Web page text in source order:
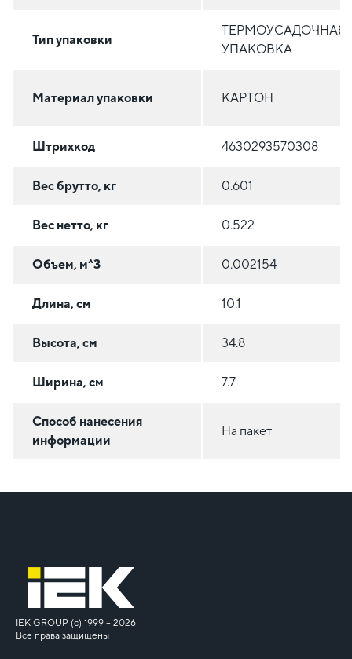
Тип упаковки
УПАКОВКА
Материал упаковки КАРТОН
Штрихкод 4630293570308
Вес брутто, кг 0.601
Вес нетто, кг 0.522
Объем, м^3 0.002154
Длина, см 10.1
Высота, см 34.8
Ширина, см 7.7
Способ нанесения
информации
На пакет
IEK GROUP (c) 1999 – 2026
Все права защищены